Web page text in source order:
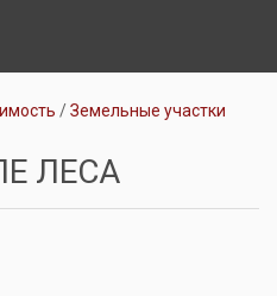
Земельные участки
ЛЕСА